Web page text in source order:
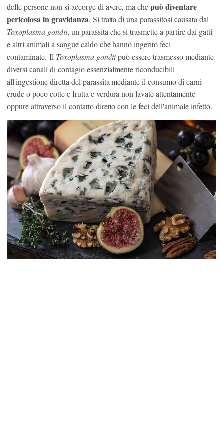
delle persone non si accorge di avere, ma chepuò diventare
pericolosa in gravidanza. Si tratta di una parassitosi causata dal
Toxoplasma gondii, un parassita che si trasmette a partire dai gatti
e altri animali a sangue caldo che hanno ingerito feci
contaminate. Il Toxoplasma gondiipuò essere trasmesso mediante
diversi canali di contagio essenzialmente riconducibili
all'ingestione diretta del parassita mediante il consumo di carni
crude o poco cotte e frutta e verdura non lavate attentamente
oppure attraverso il contatto diretto con le feci dell'animale infetto.